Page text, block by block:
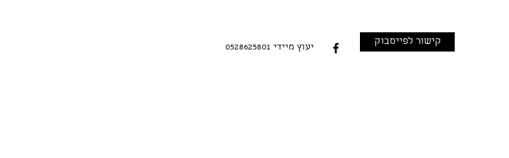
0528625801 יעוץ מיידי
קישור לפייסבוק